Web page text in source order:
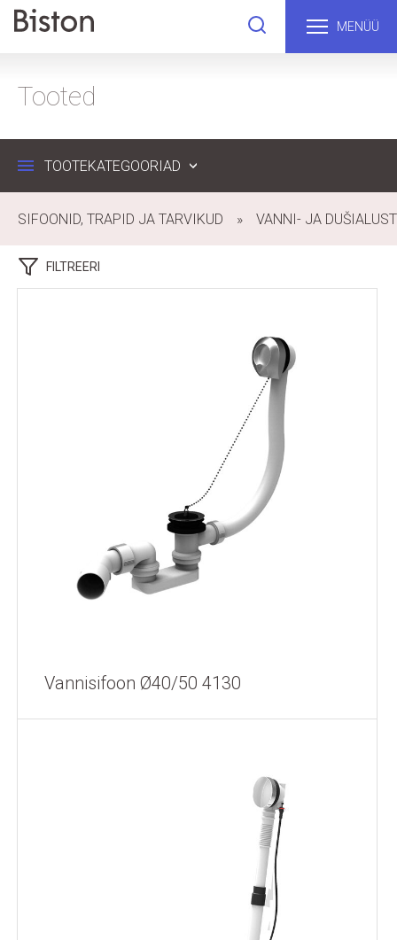
MENÜÜ
Tooted
TOOTEKATEGOORIAD
SIFOONID, TRAPID JA TARVIKUD VANNI- JA
FILTREERI
Vannisifoon Ø40/50 4130